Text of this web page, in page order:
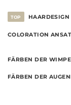
TOP
COLORATION
FÄRBEN DER
FÄRBEN DER